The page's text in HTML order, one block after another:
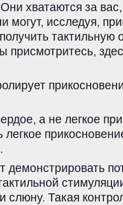
хватаются за
могут, исследуя,
тактильную
присмотритесь,
а не легкое
демонстрировать
слюну. Такая